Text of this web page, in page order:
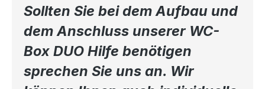
Sollten Sie bei dem Aufbau und
dem Anschluss unserer WC-
Box DUO Hilfe benötigen
sprechen Sie uns an. Wir